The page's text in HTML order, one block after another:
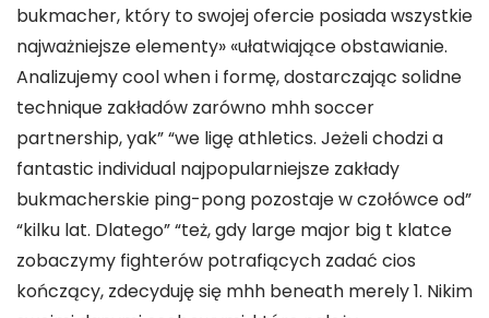
bukmacher, który to swojej ofercie posiada wszystkie
najważniejsze elementy» «ułatwiające obstawianie.
Analizujemy cool when i formę, dostarczając solidne
technique zakładów zarówno mhh soccer
partnership, yak” “we ligę athletics. Jeżeli chodzi a
fantastic individual najpopularniejsze zakłady
bukmacherskie ping-pong pozostaje w czołówce od”
“kilku lat. Dlatego” “też, gdy large major big t klatce
zobaczymy fighterów potrafiących zadać cios
kończący, zdecyduję się mhh beneath merely 1. Nikim